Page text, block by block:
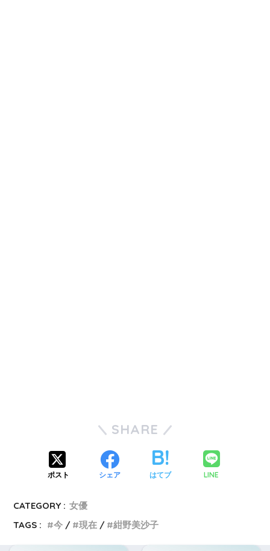
SHARE
ポスト シェア はてブ LINE
CATEGORY : 女優
TAGS :
今 現在 紺野美沙子